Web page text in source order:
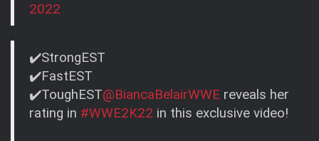
2022
✔️StrongEST
✔️FastEST
✔️ToughEST@BiancaBelairWWE reveals her
rating in #WWE2K22 in this exclusive video!